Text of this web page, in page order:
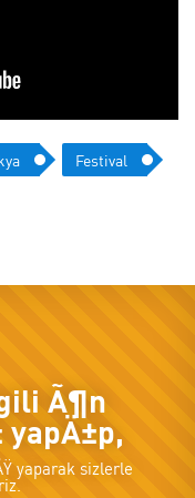
Festival
Ã¶n
yapÄ±p,
yaparak sizlerle